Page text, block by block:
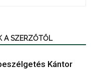
A SZERZŐTŐL
Kántor